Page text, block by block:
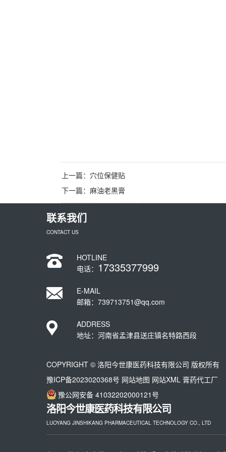
上一篇： 穴位保健贴
下一篇： 麻油老黑膏
联系我们
CONTACT US
HOTLINE
电话： 17335377999
E-MAIL
邮箱：739713751@qq.com
ADDRESS
地址：河南省孟津县送庄镇名特路西段
COPYRIGHT © 洛阳今世康医药科技有限公司 版权所有
豫ICP备2023020368号 网站地图 网站XML 膏药代工厂
豫公网安备 41032202000121号
洛阳今世康医药科技有限公司
LUOYANG JINSHIKANG PHARMACEUTICAL TECHNOLOGY CO., LTD